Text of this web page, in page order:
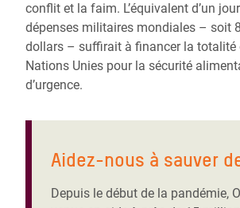
conflit et la faim. L’équivalent d’un
dépenses militaires mondiales – soit
dollars – suffirait à financer la totalité
Nations Unies pour la sécurité
d’urgence.
Aidez-nous à sauver
Depuis le début de la pandémie,